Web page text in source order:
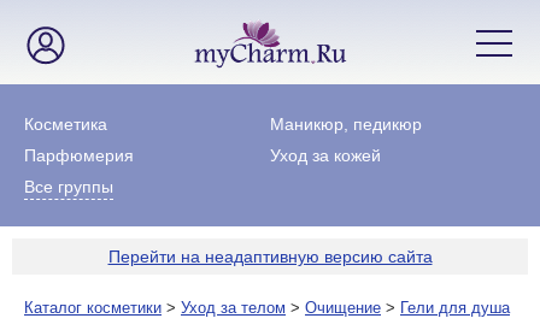
Косметика
Маникюр, педикюр
Парфюмерия
Уход за кожей
Все группы
Перейти на неадаптивную версию сайта
Каталог косметики > Уход за телом > Очищение > Гели для душа